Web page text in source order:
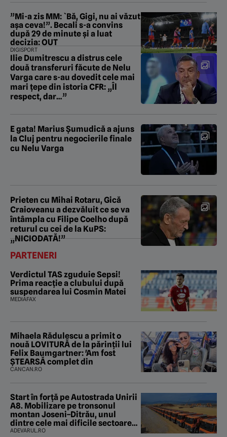
”Mi-a zis MM: `Bă, Gigi, nu ai văzut
așa ceva!”. Becali s-a convins
după 29 de minute și a luat
decizia: OUT
DIGISPORT
Ilie Dumitrescu a distrus cele
două transferuri făcute de Nelu
Varga care s-au dovedit cele mai
mari țepe din istoria CFR: „Îl
respect, dar…”
E gata! Marius Șumudică a ajuns
la Cluj pentru negocierile finale
cu Nelu Varga
Prieten cu Mihai Rotaru, Gică
Craioveanu a dezvăluit ce se va
întâmpla cu Filipe Coelho după
returul cu cei de la KuPS:
„NICIODATĂ!”
PARTENERI
Verdictul TAS zguduie Sepsi!
Prima reacție a clubului după
suspendarea lui Cosmin Matei
MEDIAFAX
Mihaela Rădulescu a primit o
nouă LOVITURĂ de la părinții lui
Felix Baumgartner: 'Am fost
ȘTEARSĂ complet din
CANCAN.RO
Start în forță pe Autostrada Unirii
A8. Mobilizare pe tronsonul
montan Joseni–Ditrău, unul
dintre cele mai dificile sectoare
care traversează Carpații
ADEVARUL.RO